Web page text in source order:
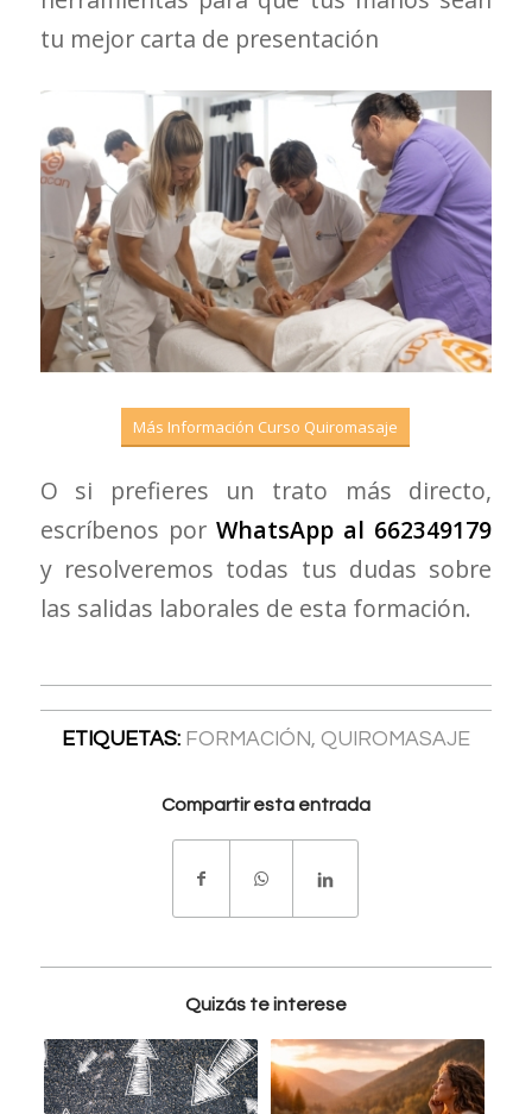
tu mejor carta de presentación
Más Información Curso Quiromasaje
O si prefieres un trato más directo,
escríbenos por WhatsApp al 662349179
y resolveremos todas tus dudas sobre
las salidas laborales de esta formación.
ETIQUETAS: FORMACIÓN, QUIROMASAJE
Compartir esta entrada
Quizás te interese